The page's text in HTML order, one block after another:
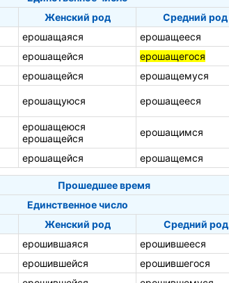
Женский род
Средний род
ерошащаяся ерошащееся
ерошащейся ерошащегося
ерошащейся ерошащемуся
ерошащуюся ерошащееся
ерошащеюся
ерошащейся
ерошащимся
ерошащейся ерошащемся
Прошедшее время
Единственное число
Женский род
Средний род
ерошившаяся ерошившееся
ерошившейся ерошившегося